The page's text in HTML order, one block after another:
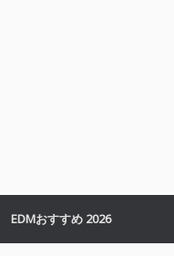
EDMおすすめ 2026